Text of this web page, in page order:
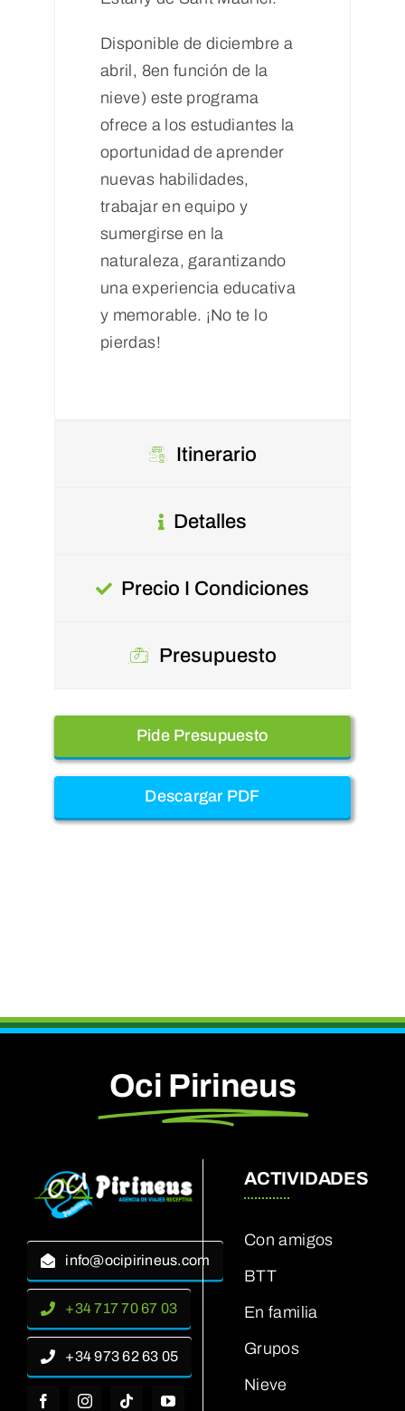
Disponible de diciembre a
abril, 8en función de la
nieve) este programa
ofrece a los estudiantes la
oportunidad de aprender
nuevas habilidades,
trabajar en equipo y
sumergirse en la
naturaleza, garantizando
una experiencia educativa
y memorable. ¡No te lo
pierdas!
Itinerario
Detalles
Precio I Condiciones
Presupuesto
Pide Presupuesto
Descargar PDF
Oci Pirineus
info@ocipirineus.com
+34 717 70 67 03
+34 973 62 63 05
ACTIVIDADES
Con amigos
BTT
En familia
Grupos
Nieve